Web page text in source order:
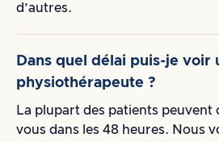
d’autres.
Dans quel délai puis-je voir
physiothérapeute ?
La plupart des patients peuvent
vous dans les 48 heures. Nous